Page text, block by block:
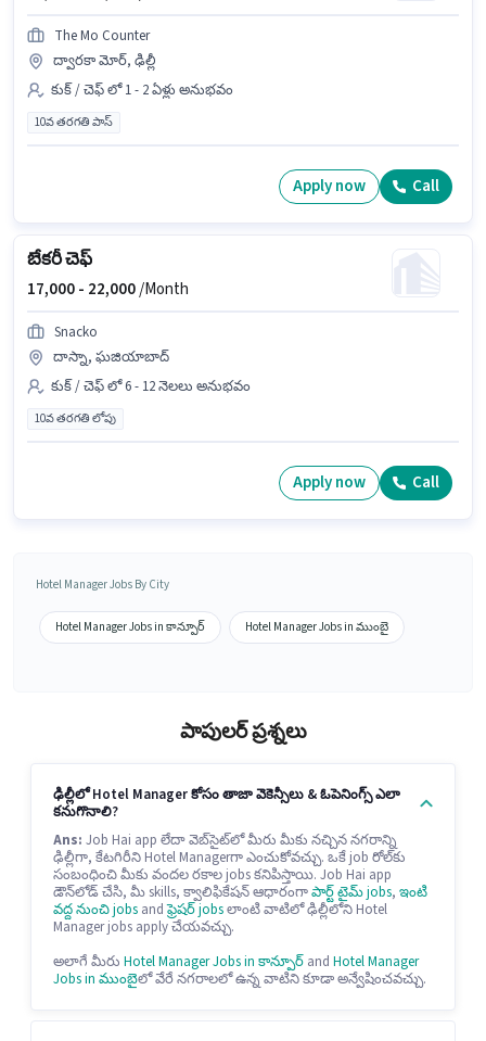
The Mo Counter
ద్వారకా మోర్, ఢిల్లీ
కుక్ / చెఫ్ లో 1 - 2 ఏళ్లు అనుభవం
10వ తరగతి పాస్
Apply now Call
బేకరీ చెఫ్
17,000 - 22,000/Month
Snacko
దాస్నా, ఘజియాబాద్
కుక్ / చెఫ్ లో 6 - 12 నెలలు అనుభవం
10వ తరగతి లోపు
Apply now Call
Hotel Manager Jobs By City
Hotel Manager Jobs in కాన్పూర్ Hotel Manager Jobs in ముంబై
పాపులర్ ప్రశ్నలు
ఢిల్లీలో Hotel Manager కోసం తాజా వెకెన్సీలు & ఓపెనింగ్స్ ఎలా
కనుగొనాలి?
Ans: Job Hai app లేదా వెబ్‌సైట్‌లో మీరు మీకు నచ్చిన నగరాన్ని
ఢిల్లీగా, కేటగిరీని Hotel Managerగా ఎంచుకోవచ్చు. ఒకే job రోల్‌కు
సంబంధించి మీకు వందల రకాల jobs కనిపిస్తాయి. Job Hai app
డౌన్‌లోడ్ చేసి, మీ skills, క్వాలిఫికేషన్ ఆధారంగాపార్ట్ టైమ్ jobs, ఇంటి
వద్ద నుంచి jobs andఫ్రెషర్ jobsలాంటి వాటిలో ఢిల్లీలోని Hotel
Manager jobs apply చేయవచ్చు.
అలాగే మీరు Hotel Manager Jobs in కాన్పూర్ and Hotel Manager
Jobs in ముంబైలో వేరే నగరాలలో ఉన్న వాటిని కూడా అన్వేషించవచ్చు.